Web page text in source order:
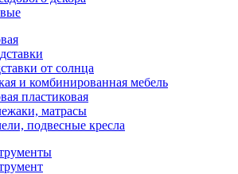
от солнца
и комбинированная мебель
пластиковая
матрасы
подвесные кресла